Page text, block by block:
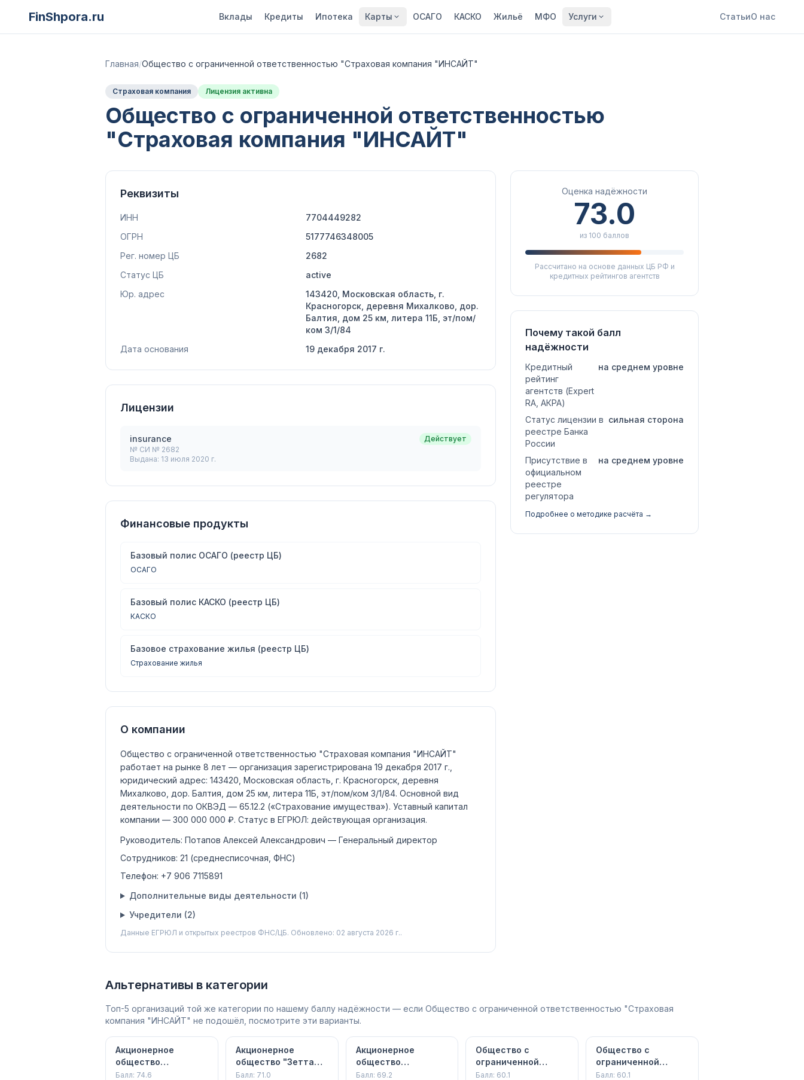
FinShpora.ru Вклады Кредиты Ипотека Карты ОСАГО КАСКО Жильё МФО Услуги СтатьиО нас
Главная/Общество с ограниченной ответственностью "Страховая компания "ИНСАЙТ"
Страховая компания Лицензия активна
Общество с ограниченной ответственностью
"Страховая компания "ИНСАЙТ"
Реквизиты
ИНН
7704449282
ОГРН
5177746348005
Рег. номер ЦБ
2682
Статус ЦБ
active
Юр. адрес
143420, Московская область, г.
Красногорск, деревня Михалково, дор.
Балтия, дом 25 км, литера 11Б, эт/пом/
ком 3/1/84
Дата основания
19 декабря 2017 г.
Лицензии
insurance
№ СИ № 2682
Выдана: 13 июля 2020 г.
Действует
Финансовые продукты
Базовый полис ОСАГО (реестр ЦБ)
ОСАГО
Базовый полис КАСКО (реестр ЦБ)
КАСКО
Базовое страхование жилья (реестр ЦБ)
Страхование жилья
О компании
Общество с ограниченной ответственностью "Страховая компания "ИНСАЙТ"
работает на рынке 8 лет — организация зарегистрирована 19 декабря 2017 г.,
юридический адрес: 143420, Московская область, г. Красногорск, деревня
Михалково, дор. Балтия, дом 25 км, литера 11Б, эт/пом/ком 3/1/84. Основной вид
деятельности по ОКВЭД — 65.12.2 («Страхование имущества»). Уставный капитал
компании — 300 000 000 ₽. Статус в ЕГРЮЛ: действующая организация.
Руководитель: Потапов Алексей Александрович — Генеральный директор
Сотрудников: 21 (среднесписочная, ФНС)
Телефон: +7 906 7115891
Дополнительные виды деятельности (1)
Учредители (2)
Данные ЕГРЮЛ и открытых реестров ФНС/ЦБ. Обновлено: 02 августа 2026 г..
Оценка надёжности
73.0
из 100 баллов
Рассчитано на основе данных ЦБ РФ и
кредитных рейтингов агентств
Почему такой балл
надёжности
Кредитный
рейтинг
агентств (Expert
RA, АКРА)
на среднем уровне
Статус лицензии в
реестре Банка
России
сильная сторона
Присутствие в
официальном
реестре
регулятора
на среднем уровне
Подробнее о методике расчёта →
Альтернативы в категории
Топ-5 организаций той же категории по нашему баллу надёжности — если Общество с ограниченной ответственностью "Страховая
компания "ИНСАЙТ" не подошёл, посмотрите эти варианты.
Акционерное
общество
"Совкомбанк
Балл: 74.6
Акционерное
общество "Зетта
Страхование"
Балл: 71.0
Акционерное
общество
"Страховая бизнес
Балл: 69.2
Общество с
ограниченной
ответственностью
Балл: 60.1
Общество с
ограниченной
ответственностью
Балл: 60.1